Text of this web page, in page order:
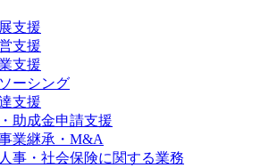
支援
支援
支援
ーシング
支援
助成金申請支援
業継承・M&A
事・社会保険に関する業務